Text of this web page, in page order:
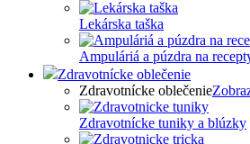
Lekárska taška
Ampuláriá a púzdra na
Zdravotnícke oblečenie
Zdravotnícke oblečenie
Zdravotnícke tuniky a blúzky